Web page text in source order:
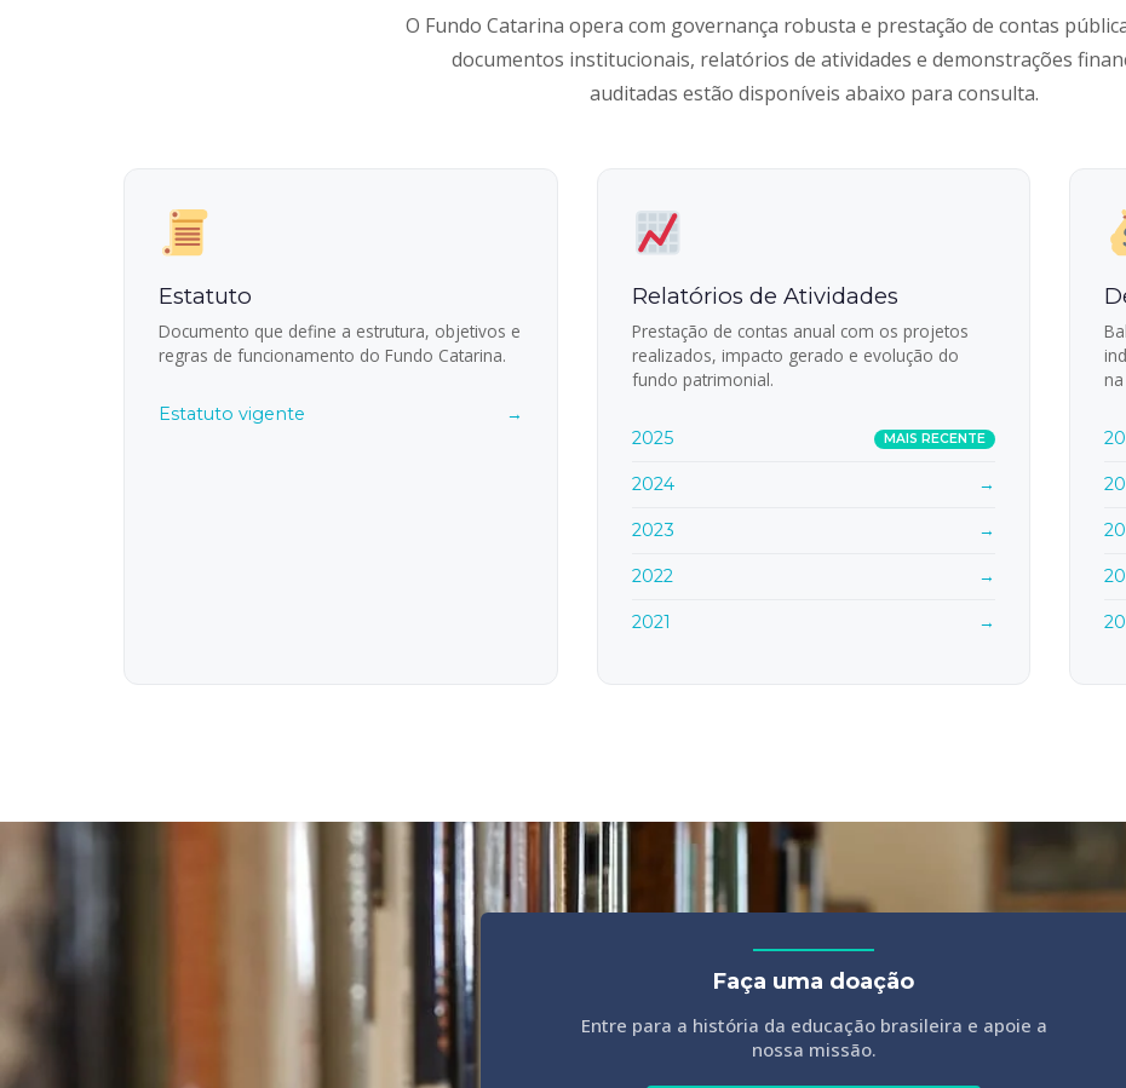
O Fundo Catarina opera com governança robusta e prestação de contas
documentos institucionais, relatórios de atividades e demonstrações
auditadas estão disponíveis abaixo para consulta.
Estatuto
Documento que define a estrutura, objetivos e
regras de funcionamento do Fundo Catarina.
Estatuto vigente →
Relatórios de Atividades
Prestação de contas anual com os projetos
realizados, impacto gerado e evolução do
fundo patrimonial.
2025 MAIS RECENTE
2024 →
2023 →
2022 →
2021 →
Faça uma doação
Entre para a história da educação brasileira e apoie a
nossa missão.